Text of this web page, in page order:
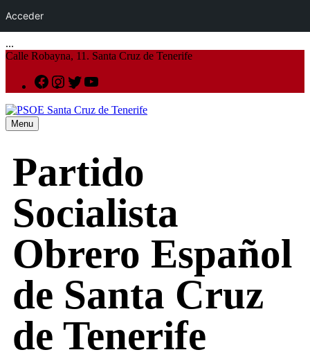
...
Acceder
Calle Robayna, 11. Santa Cruz de Tenerife
Menu
Partido
Socialista
Obrero Español
de Santa Cruz
de Tenerife